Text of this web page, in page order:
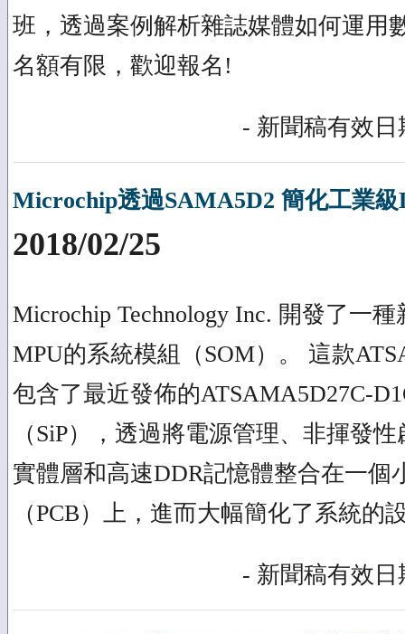
班，透過案例解析雜誌媒體如何運用
名額有限，歡迎報名!
- 新聞稿有效日
Microchip透過SAMA5D2 簡化工業
2018/02/25
Microchip Technology Inc. 開發了一
MPU的系統模組（SOM）。 這款
包含了最近發佈的ATSAMA5D27C-
（SiP），透過將電源管理、非揮發
實體層和高速DDR記憶體整合在一個
（PCB）上，進而大幅簡化了系統的
- 新聞稿有效日